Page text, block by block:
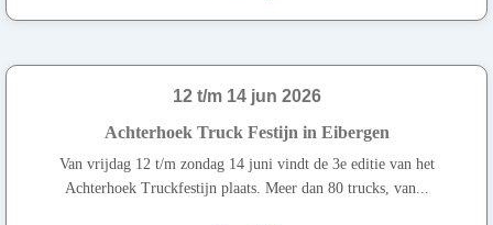
12 t/m 14 jun 2026
Achterhoek Truck Festijn in Eibergen
Van vrijdag 12 t/m zondag 14 juni vindt de 3e editie van het
Achterhoek Truckfestijn plaats. Meer dan 80 trucks, van...